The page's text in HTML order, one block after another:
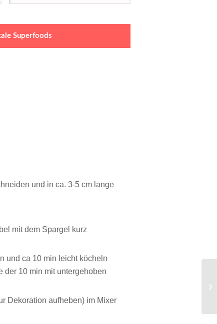
Superfoods
und in ca. 3-5 cm lange
mit dem Spargel kurz
und ca 10 min leicht köcheln
der 10 min mit untergehoben
Dekoration aufheben) im Mixer